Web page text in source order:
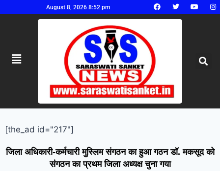
August 8, 2026 8:52 pm
[the_ad id="217"]
जिला अधिकारी-कर्मचारी मुस्लिम संगठन का हुआ गठन डॉ. मकसूद को
संगठन का प्रथम जिला अध्यक्ष चुना गया